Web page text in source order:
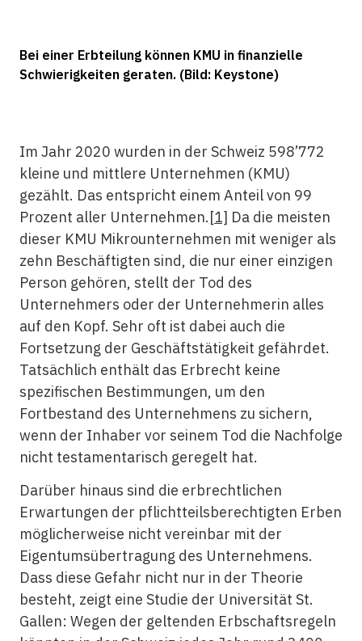
Bei einer Erbteilung können KMU in finanzielle
Schwierigkeiten geraten. (Bild: Keystone)
Im Jahr 2020 wurden in der Schweiz 598’772
kleine und mittlere Unternehmen (KMU)
gezählt. Das entspricht einem Anteil von 99
Prozent aller Unternehmen.[1] Da die meisten
dieser KMU Mikrounternehmen mit weniger als
zehn Beschäftigten sind, die nur einer einzigen
Person gehören, stellt der Tod des
Unternehmers oder der Unternehmerin alles
auf den Kopf. Sehr oft ist dabei auch die
Fortsetzung der Geschäftstätigkeit gefährdet.
Tatsächlich enthält das Erbrecht keine
spezifischen Bestimmungen, um den
Fortbestand des Unternehmens zu sichern,
wenn der Inhaber vor seinem Tod die Nachfolge
nicht testamentarisch geregelt hat.
Darüber hinaus sind die erbrechtlichen
Erwartungen der pflichtteilsberechtigten Erben
möglicherweise nicht vereinbar mit der
Eigentumsübertragung des Unternehmens.
Dass diese Gefahr nicht nur in der Theorie
besteht, zeigt eine Studie der Universität St.
Gallen: Wegen der geltenden Erbschaftsregeln